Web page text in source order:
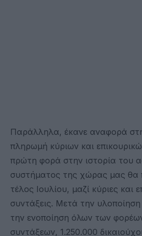
Παράλληλα, έκανε αναφορά
πληρωμή κύριων και
πρώτη φορά στην ιστορία του
συστήματος της χώρας μας θα
τέλος Ιουλίου, μαζί κύριες και
συντάξεις. Μετά την
την ενοποίηση όλων των
συντάξεων, 1.250.000